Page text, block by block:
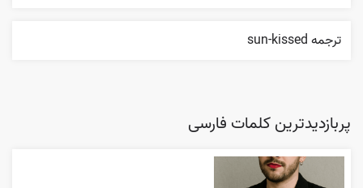
ترجمه sun-kissed
پربازدیدترین کلمات فارسی